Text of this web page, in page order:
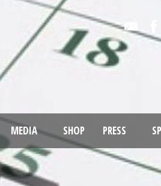
MEDIA SHOP PRESS